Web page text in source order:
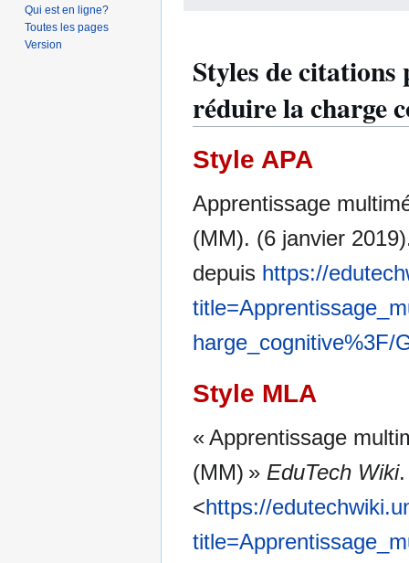
Styles de
réduire la charge
Style APA
Apprentissage
(MM). (6 janvier
depuis https://
harge_cognitive%3F/
Style MLA
« Apprentissage
(MM) » EduTech Wiki
<https://
Qui est en ligne?
Toutes les pages
Version